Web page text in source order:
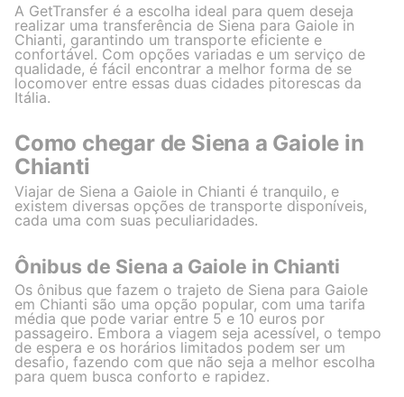
A GetTransfer é a escolha ideal para quem deseja
realizar uma transferência de Siena para Gaiole in
Chianti, garantindo um transporte eficiente e
confortável. Com opções variadas e um serviço de
qualidade, é fácil encontrar a melhor forma de se
locomover entre essas duas cidades pitorescas da
Itália.
Como chegar de Siena a Gaiole in
Chianti
Viajar de Siena a Gaiole in Chianti é tranquilo, e
existem diversas opções de transporte disponíveis,
cada uma com suas peculiaridades.
Ônibus de Siena a Gaiole in Chianti
Os ônibus que fazem o trajeto de Siena para Gaiole
em Chianti são uma opção popular, com uma tarifa
média que pode variar entre 5 e 10 euros por
passageiro. Embora a viagem seja acessível, o tempo
de espera e os horários limitados podem ser um
desafio, fazendo com que não seja a melhor escolha
para quem busca conforto e rapidez.